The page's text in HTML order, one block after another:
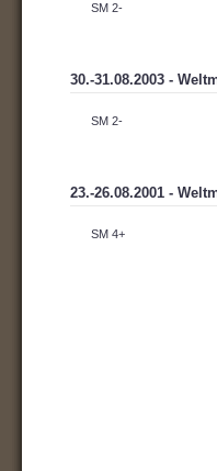
SM 2-
30.-31.08.2003 -
SM 2-
23.-26.08.2001 -
SM 4+